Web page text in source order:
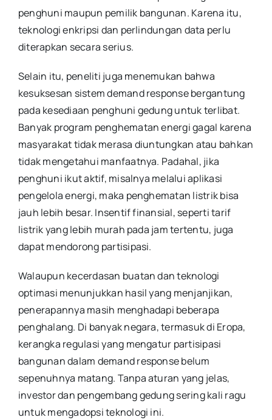
penghuni maupun pemilik bangunan. Karena itu,
teknologi enkripsi dan perlindungan data perlu
diterapkan secara serius.
Selain itu, peneliti juga menemukan bahwa
kesuksesan sistem demand response bergantung
pada kesediaan penghuni gedung untuk terlibat.
Banyak program penghematan energi gagal karena
masyarakat tidak merasa diuntungkan atau bahkan
tidak mengetahui manfaatnya. Padahal, jika
penghuni ikut aktif, misalnya melalui aplikasi
pengelola energi, maka penghematan listrik bisa
jauh lebih besar. Insentif finansial, seperti tarif
listrik yang lebih murah pada jam tertentu, juga
dapat mendorong partisipasi.
Walaupun kecerdasan buatan dan teknologi
optimasi menunjukkan hasil yang menjanjikan,
penerapannya masih menghadapi beberapa
penghalang. Di banyak negara, termasuk di Eropa,
kerangka regulasi yang mengatur partisipasi
bangunan dalam demand response belum
sepenuhnya matang. Tanpa aturan yang jelas,
investor dan pengembang gedung sering kali ragu
untuk mengadopsi teknologi ini.